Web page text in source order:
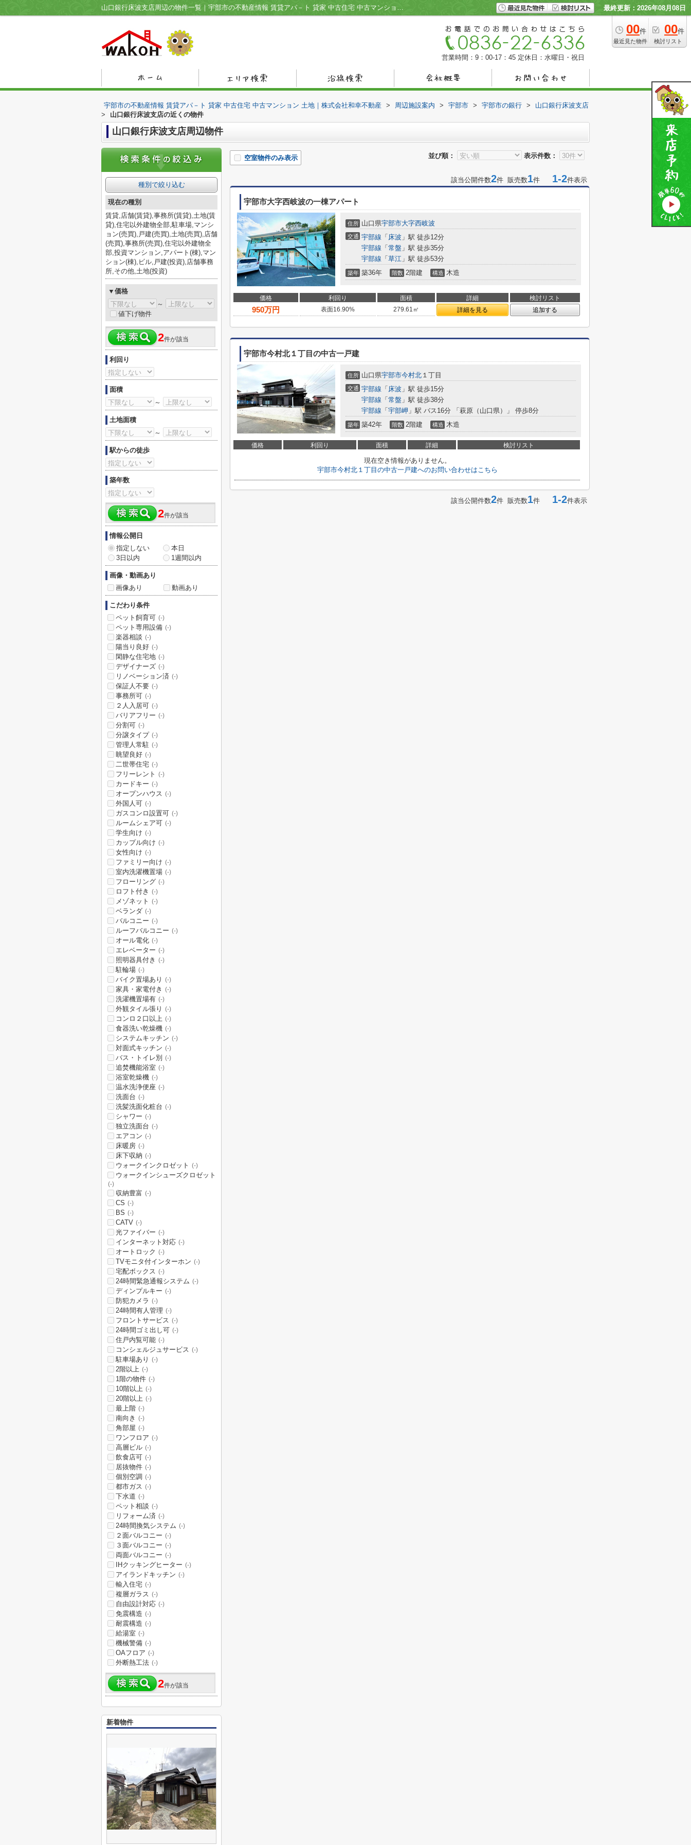
山口銀行床波支店周辺の物件一覧｜宇部市の不動産情報 賃貸アパ－ト 貸家 中古住宅 中古マンション 土地｜株式会社和幸不動産 最終更新：2026年08月08日
00件
最近見た物件
00件
検討リスト
営業時間：9：00-17：45 定休日：水曜日・祝日
宇部市の不動産情報 賃貸アパ－ト 貸家 中古住宅 中古マンション 土地｜株式会社和幸不動産 > 周辺施設案内 > 宇部市 > 宇部市の銀行 >
山口銀行床波支店
>
山口銀行床波支店の近くの物件
山口銀行床波支店周辺物件
並び順： 表示件数：
空室物件のみ表示
該当公開件数2件 販売数1件 1-2件表示
宇部市大字西岐波の一棟アパート
住所 山口県宇部市大字西岐波
交通 宇部線 「 床波 」駅 徒歩12分
宇部線 「 常盤 」駅 徒歩35分
宇部線 「 草江 」駅 徒歩53分
築年 築36年 階数 2階建 構造 木造
価格 利回り 面積 詳細 検討リスト
950万円 表面16.90% 279.61㎡ 詳細を見る 追加する
宇部市今村北１丁目の中古一戸建
住所 山口県宇部市今村北 １丁目
交通 宇部線 「 床波 」駅 徒歩15分
宇部線 「 常盤 」駅 徒歩38分
宇部線 「 宇部岬 」駅 バス16分 「萩原（山口県）」 停歩8分
築年 築42年 階数 2階建 構造 木造
価格 利回り 面積 詳細 検討リスト
現在空き情報がありません。
宇部市今村北１丁目の中古一戸建へのお問い合わせはこちら
該当公開件数2件 販売数1件 1-2件表示
種別で絞り込む
現在の種別
賃貸,店舗(賃貸),事務所(賃貸),土地(賃
貸),住宅以外建物全部,駐車場,マンシ
ョン(売買),戸建(売買),土地(売買),店舗
(売買),事務所(売買),住宅以外建物全
部,投資マンション,アパート(棟),マン
ション(棟),ビル,戸建(投資),店舗事務
所,その他,土地(投資)
▼価格
～
値下げ物件
2件が該当
利回り
面積
～
土地面積
～
駅からの徒歩
築年数
2件が該当
情報公開日
指定しない
本日
3日以内
1週間以内
画像・動画あり
画像あり
動画あり
こだわり条件
ペット飼育可 (-)
ペット専用設備 (-)
楽器相談 (-)
陽当り良好 (-)
閑静な住宅地 (-)
デザイナーズ (-)
リノベーション済 (-)
保証人不要 (-)
事務所可 (-)
２人入居可 (-)
バリアフリー (-)
分割可 (-)
分譲タイプ (-)
管理人常駐 (-)
眺望良好 (-)
二世帯住宅 (-)
フリーレント (-)
カードキー (-)
オープンハウス (-)
外国人可 (-)
ガスコンロ設置可 (-)
ルームシェア可 (-)
学生向け (-)
カップル向け (-)
女性向け (-)
ファミリー向け (-)
室内洗濯機置場 (-)
フローリング (-)
ロフト付き (-)
メゾネット (-)
ベランダ (-)
バルコニー (-)
ルーフバルコニー (-)
オール電化 (-)
エレベーター (-)
照明器具付き (-)
駐輪場 (-)
バイク置場あり (-)
家具・家電付き (-)
洗濯機置場有 (-)
外観タイル張り (-)
コンロ２口以上 (-)
食器洗い乾燥機 (-)
システムキッチン (-)
対面式キッチン (-)
バス・トイレ別 (-)
追焚機能浴室 (-)
浴室乾燥機 (-)
温水洗浄便座 (-)
洗面台 (-)
洗髪洗面化粧台 (-)
シャワー (-)
独立洗面台 (-)
エアコン (-)
床暖房 (-)
床下収納 (-)
ウォークインクロゼット (-)
ウォークインシューズクロゼット
(-)
収納豊富 (-)
CS (-)
BS (-)
CATV (-)
光ファイバー (-)
インターネット対応 (-)
オートロック (-)
TVモニタ付インターホン (-)
宅配ボックス (-)
24時間緊急通報システム (-)
ディンプルキー (-)
防犯カメラ (-)
24時間有人管理 (-)
フロントサービス (-)
24時間ゴミ出し可 (-)
住戸内覧可能 (-)
コンシェルジュサービス (-)
駐車場あり (-)
2階以上 (-)
1階の物件 (-)
10階以上 (-)
20階以上 (-)
最上階 (-)
南向き (-)
角部屋 (-)
ワンフロア (-)
高層ビル (-)
飲食店可 (-)
居抜物件 (-)
個別空調 (-)
都市ガス (-)
下水道 (-)
ペット相談 (-)
リフォーム済 (-)
24時間換気システム (-)
２面バルコニー (-)
３面バルコニー (-)
両面バルコニー (-)
IHクッキングヒーター (-)
アイランドキッチン (-)
輸入住宅 (-)
複層ガラス (-)
自由設計対応 (-)
免震構造 (-)
耐震構造 (-)
給湯室 (-)
機械警備 (-)
OAフロア (-)
外断熱工法 (-)
2件が該当
新着物件